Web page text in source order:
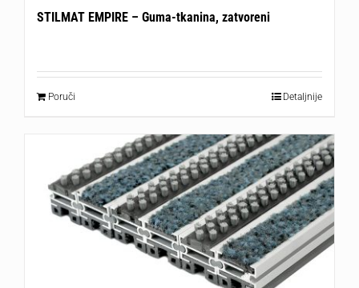
STILMAT EMPIRE – Guma-tkanina, zatvoreni
Poruči Detaljnije